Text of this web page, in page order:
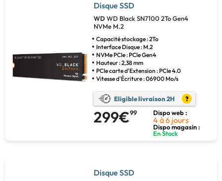
Disque SSD
WDWD Black SN7100 2To Gen4
NVMe M.2
Capacité stockage : 2To
Interface Disque : M.2
NVMe PCIe : PCIe Gen4
Hauteur : 2,38 mm
PCIe carte d'Extension : PCIe 4.0
Vitesse d'Écriture : 06900 Mo/s
Eligible livraison 2H ?
299€99 Dispo web :
4 à 6 jours
Dispo magasin :
En Stock
Disque SSD